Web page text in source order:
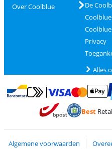
Over Coolblue
De
Privacy
Alles
Betalen met Bancontact
Betalen met MasterCard en
Best
Algemene voorwaarden